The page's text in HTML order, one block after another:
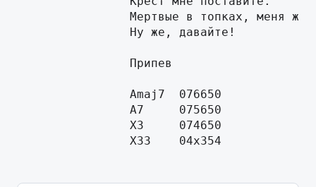
Мертвые в топках, меня же
                Ну же, давайте!
                Припев
                Amaj7  076650
                A7     075650
                X3     074650
                X33    04x354